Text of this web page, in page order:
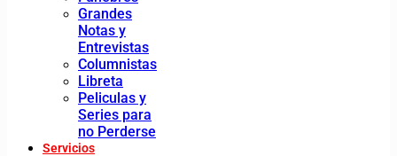
Grandes
Notas y
Entrevistas
Columnistas
Libreta
Peliculas y
Series para
no Perderse
Servicios